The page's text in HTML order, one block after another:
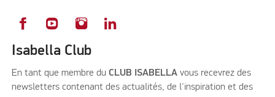
Isabella Club
En tant que membre du CLUB ISABELLA vous recevrez des
newsletters contenant des actualités, de l'inspiration et des